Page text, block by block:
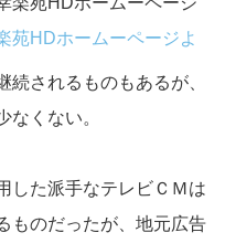
苑HDホームーページよ
されるものもあるが、
なくない。
した派手なテレビＣＭは
ものだったが、地元広告